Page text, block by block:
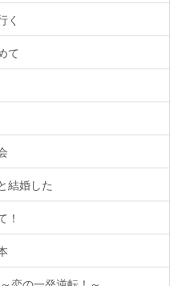
く
て
結婚した
！